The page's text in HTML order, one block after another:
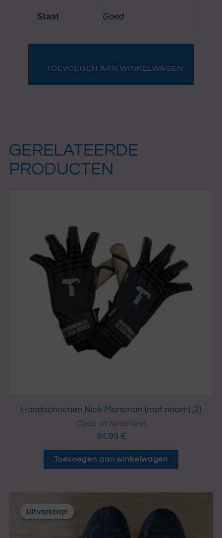
Staat Goed
Limnios
TOEVOEGEN AAN WINKELWAGEN
GERELATEERDE
PRODUCTEN
Handschoenen Nick Marsman (met naam) (2)
Clubs uit Nederland
34.99 €
Toevoegen aan winkelwagen
Uitverkoop!
Uitverkoop!
prijs
was:
24.99 €.
is:
12.50 €.